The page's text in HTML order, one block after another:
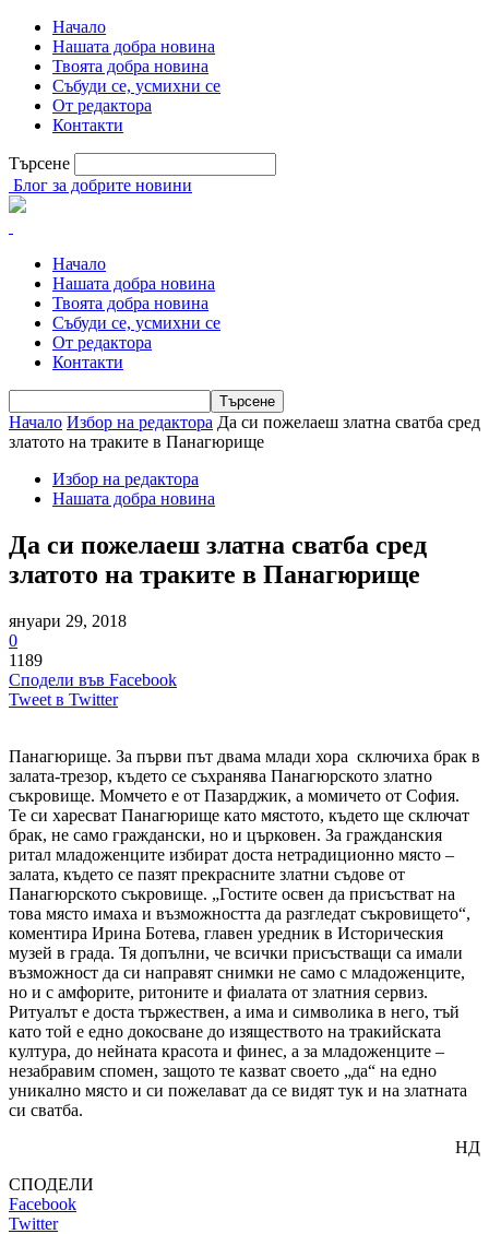
Начало
Нашата добра новина
Твоята добра новина
Събуди се, усмихни се
От редактора
Контакти
Търсене
Блог за добрите новини
Начало
Нашата добра новина
Твоята добра новина
Събуди се, усмихни се
От редактора
Контакти
Начало Избор на редактора Да си пожелаеш златна сватба сред
златото на траките в Панагюрище
Избор на редактора
Нашата добра новина
Да си пожелаеш златна сватба сред
златото на траките в Панагюрище
януари 29, 2018
0
1189
Сподели във Facebook
Tweet в Twitter
Панагюрище. За първи път двама млади хора сключиха брак в
залата-трезор, където се съхранява Панагюрското златно
съкровище. Момчето е от Пазарджик, а момичето от София.
Те си харесват Панагюрище като мястото, където ще сключат
брак, не само граждански, но и църковен. За гражданския
ритал младоженците избират доста нетрадиционно място –
залата, където се пазят прекрасните златни съдове от
Панагюрското съкровище. „Гостите освен да присъстват на
това място имаха и възможността да разгледат съкровището“,
коментира Ирина Ботева, главен уредник в Историческия
музей в града. Тя допълни, че всички присъстващи са имали
възможност да си направят снимки не само с младоженците,
но и с амфорите, ритоните и фиалата от златния сервиз.
Ритуалът е доста тържествен, а има и символика в него, тъй
като той е едно докосване до изяществото на тракийската
култура, до нейната красота и финес, а за младоженците –
незабравим спомен, защото те казват своето „да“ на едно
уникално място и си пожелават да се видят тук и на златната
си сватба.
НД
СПОДЕЛИ
Facebook
Twitter